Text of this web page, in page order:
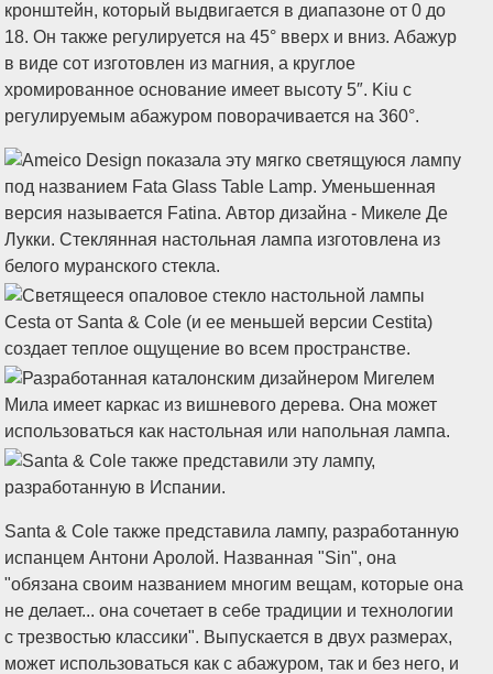
кронштейн, который выдвигается в диапазоне от 0 до
18. Он также регулируется на 45° вверх и вниз. Абажур
в виде сот изготовлен из магния, а круглое
хромированное основание имеет высоту 5″. Kiu с
регулируемым абажуром поворачивается на 360°.
Santa & Cole также представила лампу, разработанную
испанцем Антони Аролой. Названная "Sin", она
"обязана своим названием многим вещам, которые она
не делает... она сочетает в себе традиции и технологии
с трезвостью классики". Выпускается в двух размерах,
может использоваться как с абажуром, так и без него, и